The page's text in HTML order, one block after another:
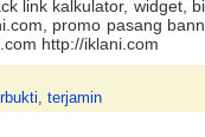
link kalkulator, widget,
promo pasang
http://iklani.com
, terjamin